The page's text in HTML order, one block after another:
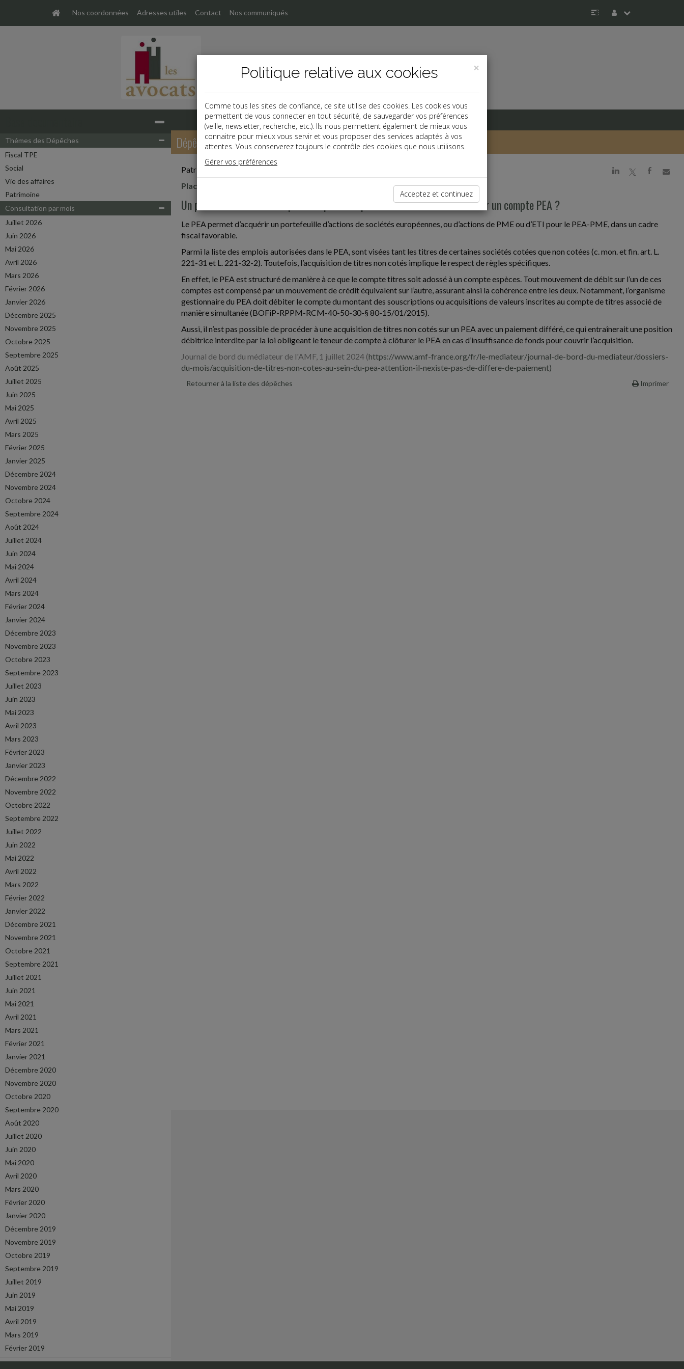
Nos coordonnées Adresses utiles Contact Nos communiqués
Thémes des Dépêches
Fiscal TPE
Social
Vie des affaires
Patrimoine
Consultation par mois
Juillet 2026
Juin 2026
Mai 2026
Avril 2026
Mars 2026
Février 2026
Janvier 2026
Décembre 2025
Novembre 2025
Octobre 2025
Septembre 2025
Août 2025
Juillet 2025
Juin 2025
Mai 2025
Avril 2025
Mars 2025
Février 2025
Janvier 2025
Décembre 2024
Novembre 2024
Octobre 2024
Septembre 2024
Août 2024
Juillet 2024
Juin 2024
Mai 2024
Avril 2024
Mars 2024
Février 2024
Janvier 2024
Décembre 2023
Novembre 2023
Octobre 2023
Septembre 2023
Juillet 2023
Juin 2023
Mai 2023
Avril 2023
Mars 2023
Février 2023
Janvier 2023
Décembre 2022
Novembre 2022
Octobre 2022
Septembre 2022
Juillet 2022
Juin 2022
Mai 2022
Avril 2022
Mars 2022
Février 2022
Janvier 2022
Décembre 2021
Novembre 2021
Octobre 2021
Septembre 2021
Juillet 2021
Juin 2021
Mai 2021
Avril 2021
Mars 2021
Février 2021
Janvier 2021
Décembre 2020
Novembre 2020
Octobre 2020
Septembre 2020
Août 2020
Juillet 2020
Juin 2020
Mai 2020
Avril 2020
Mars 2020
Février 2020
Janvier 2020
Décembre 2019
Novembre 2019
Octobre 2019
Septembre 2019
Juillet 2019
Juin 2019
Mai 2019
Avril 2019
Mars 2019
Février 2019
Dépêches
j a b
Patrimoine
Placements financiers et droits sociaux
Un paiement différé est-il possible pour l’acquisition de titres non cotés sur un compte PEA ?
Le PEA permet d’acquérir un portefeuille d’actions de sociétés européennes, ou d’actions de PME ou d’ETI pour le PEA-PME, dans un cadre
fiscal favorable.
Parmi la liste des emplois autorisées dans le PEA, sont visées tant les titres de certaines sociétés cotées que non cotées (c. mon. et fin. art. L.
221-31 et L. 221-32-2). Toutefois, l’acquisition de titres non cotés implique le respect de règles spécifiques.
En effet, le PEA est structuré de manière à ce que le compte titres soit adossé à un compte espèces. Tout mouvement de débit sur l’un de ces
comptes est compensé par un mouvement de crédit équivalent sur l’autre, assurant ainsi la cohérence entre les deux. Notamment, l’organisme
gestionnaire du PEA doit débiter le compte du montant des souscriptions ou acquisitions de valeurs inscrites au compte de titres associé de
manière simultanée (BOFiP-RPPM-RCM-40-50-30-§ 80-15/01/2015).
Aussi, il n’est pas possible de procéder à une acquisition de titres non cotés sur un PEA avec un paiement différé, ce qui entraînerait une position
débitrice interdite par la loi obligeant le teneur de compte à clôturer le PEA en cas d’insuffisance de fonds pour couvrir l’acquisition.
Journal de bord du médiateur de l'AMF, 1 juillet 2024 (https://www.amf-france.org/fr/le-mediateur/journal-de-bord-du-mediateur/dossiers-
du-mois/acquisition-de-titres-non-cotes-au-sein-du-pea-attention-il-nexiste-pas-de-differe-de-paiement)
Retourner à la liste des dépêches Imprimer
×
Politique relative aux cookies
Comme tous les sites de confiance, ce site utilise des cookies. Les cookies vous
permettent de vous connecter en tout sécurité, de sauvegarder vos préférences
(veille, newsletter, recherche, etc.). Ils nous permettent également de mieux vous
connaitre pour mieux vous servir et vous proposer des services adaptés à vos
attentes. Vous conserverez toujours le contrôle des cookies que nous utilisons.
Gérer vos préférences
Acceptez et continuez